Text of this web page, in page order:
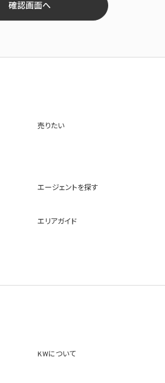
、ポリシー等（以下「規約等」といいます。）に違反す
下「KWライセンサー」といいます。）、②KWブランド
KW加盟店の業務に従事する個人を意味します。また、
行われる物件に関する情報について、当社、KWライ
役職員の個人情報について）、並びに人材採用活動
運営するウェブサイト（当社又はKWライセンサーか
上の手続対応のため（株主、新株予約権者等の個人情
された不動産に関する取引の実績について、個人を識
タを作成するため
報の提供を受けた第三者は、当社サービスに関連す
といいます。）が、これらの利用目的で個人情報を利用
は異議を述べた場合には、当社はただちにその旨を当
確認画面へ
売りたい
エージェントを探す
エリアガイド
KWについて